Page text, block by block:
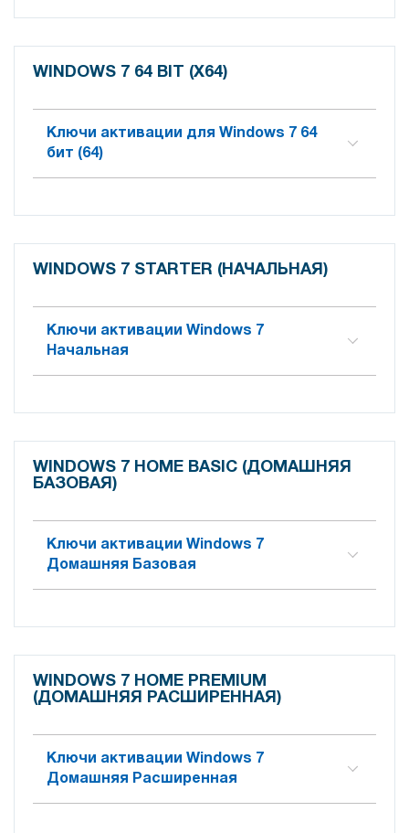
WINDOWS 7 64 BIT (X64)
Ключи активации для Windows 7 64
бит (64)
WINDOWS 7 STARTER (НАЧАЛЬНАЯ)
Ключи активации Windows 7
Начальная
WINDOWS 7 HOME BASIC (ДОМАШНЯЯ
БАЗОВАЯ)
Ключи активации Windows 7
Домашняя Базовая
WINDOWS 7 HOME PREMIUM
(ДОМАШНЯЯ РАСШИРЕННАЯ)
Ключи активации Windows 7
Домашняя Расширенная